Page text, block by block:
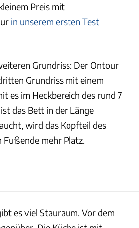
Preis mit
in unserem ersten Test
Grundriss: Der Ontour
Grundriss mit einem
es im Heckbereich des rund 7
das Bett in der Länge
wird das Kopfteil des
mehr Platz.
es viel Stauraum. Vor dem